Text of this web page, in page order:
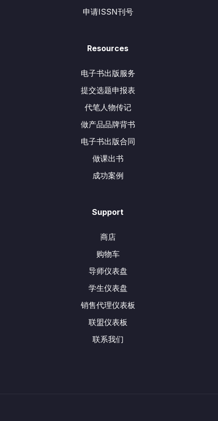
申请ISSN刊号
Resources
电子书出版服务
提交选题申报表
代笔人物传记
做产品品牌背书
电子书出版合同
做课出书
成功案例
Support
商店
购物车
导师仪表盘
学生仪表盘
销售代理仪表板
联盟仪表板
联系我们